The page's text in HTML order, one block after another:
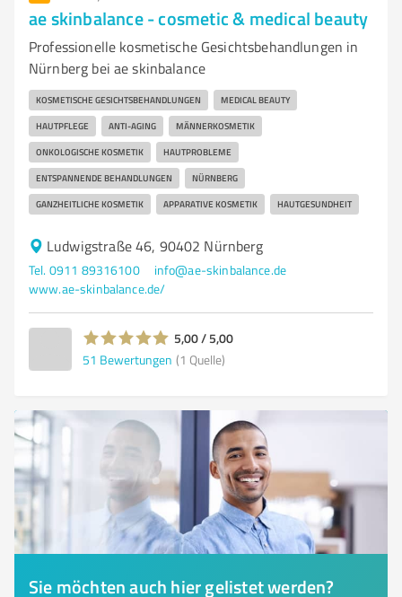
ae skinbalance - cosmetic & medical beauty
Professionelle kosmetische Gesichtsbehandlungen in
Nürnberg bei ae skinbalance
KOSMETISCHE GESICHTSBEHANDLUNGEN MEDICAL BEAUTY
HAUTPFLEGE ANTI-AGING MÄNNERKOSMETIK
ONKOLOGISCHE KOSMETIK HAUTPROBLEME
ENTSPANNENDE BEHANDLUNGEN NÜRNBERG
GANZHEITLICHE KOSMETIK APPARATIVE KOSMETIK HAUTGESUNDHEIT
Ludwigstraße 46, 90402 Nürnberg
Tel. 0911 89316100
info@ae-skinbalance.de
www.ae-skinbalance.de/
5,00 / 5,00
51 Bewertungen (1 Quelle)
Sie möchten auch hier gelistet werden?